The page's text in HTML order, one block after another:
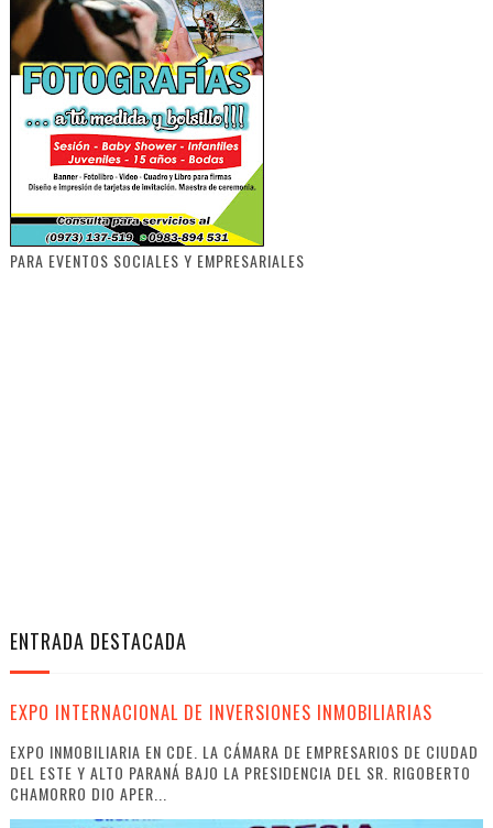
PARA EVENTOS SOCIALES Y EMPRESARIALES
ENTRADA DESTACADA
EXPO INTERNACIONAL DE INVERSIONES INMOBILIARIAS
EXPO INMOBILIARIA EN CDE. LA CÁMARA DE EMPRESARIOS DE CIUDAD
DEL ESTE Y ALTO PARANÁ BAJO LA PRESIDENCIA DEL SR. RIGOBERTO
CHAMORRO DIO APER...